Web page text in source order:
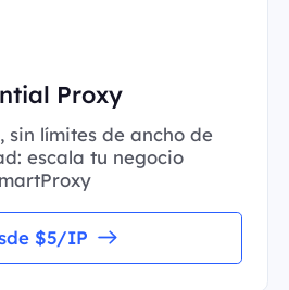
Proxy
sin límites de ancho de
escala tu negocio
$5/IP